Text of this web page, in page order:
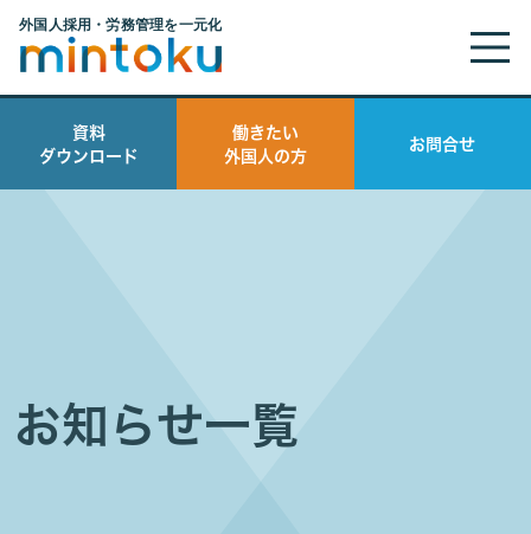
資料
ダウンロード
働きたい
外国人の方
お問合せ
お知らせ一覧